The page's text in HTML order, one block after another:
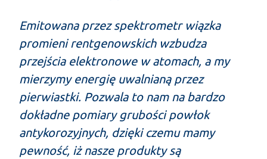
Emitowana przez spektrometr wiązka
promieni rentgenowskich wzbudza
przejścia elektronowe w atomach, a my
mierzymy energię uwalnianą przez
pierwiastki. Pozwala to nam na bardzo
dokładne pomiary grubości powłok
antykorozyjnych, dzięki czemu mamy
pewność, iż nasze produkty są